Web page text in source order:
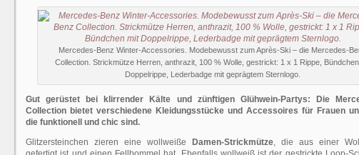
Mercedes-Benz Winter-Accessories. Modebewusst zum Après-Ski – die Mercedes-
Collection. Strickmütze Herren, anthrazit, 100 % Wolle, gestrickt: 1 x 1 Rippe,
Doppelrippe, Lederbadge mit geprägtem Sternlogo.
Gut gerüstet bei klirrender Kälte und zünftigen Glühwein-Partys: Die
Collection bietet verschiedene Kleidungsstücke und Accessoires für Frauen
die funktionell und chic sind.
Glitzersteinchen zieren eine wollweiße
Damen-Strickmütze, die aus einer